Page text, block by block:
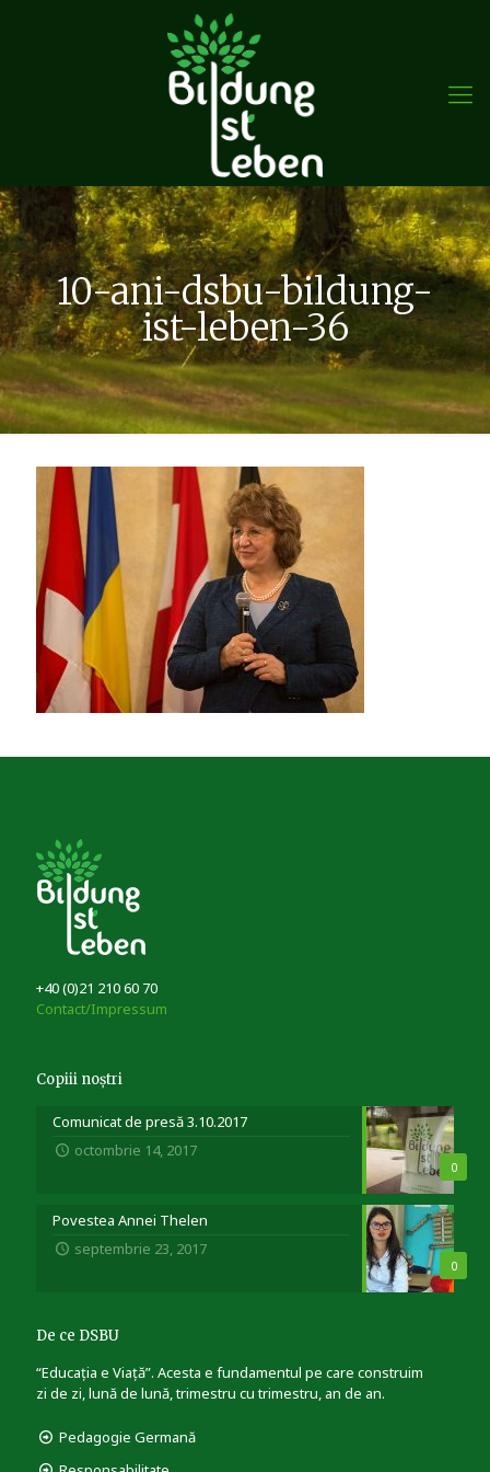
10-ani-dsbu-bildung-
ist-leben-36
+40 (0)21 210 60 70
Contact/Impressum
Copiii noștri
0
Comunicat de presă 3.10.2017
octombrie 14, 2017
0
Povestea Annei Thelen
septembrie 23, 2017
De ce DSBU
“Educația e Viață”. Acesta e fundamentul pe care construim
zi de zi, lună de lună, trimestru cu trimestru, an de an.
Pedagogie Germană